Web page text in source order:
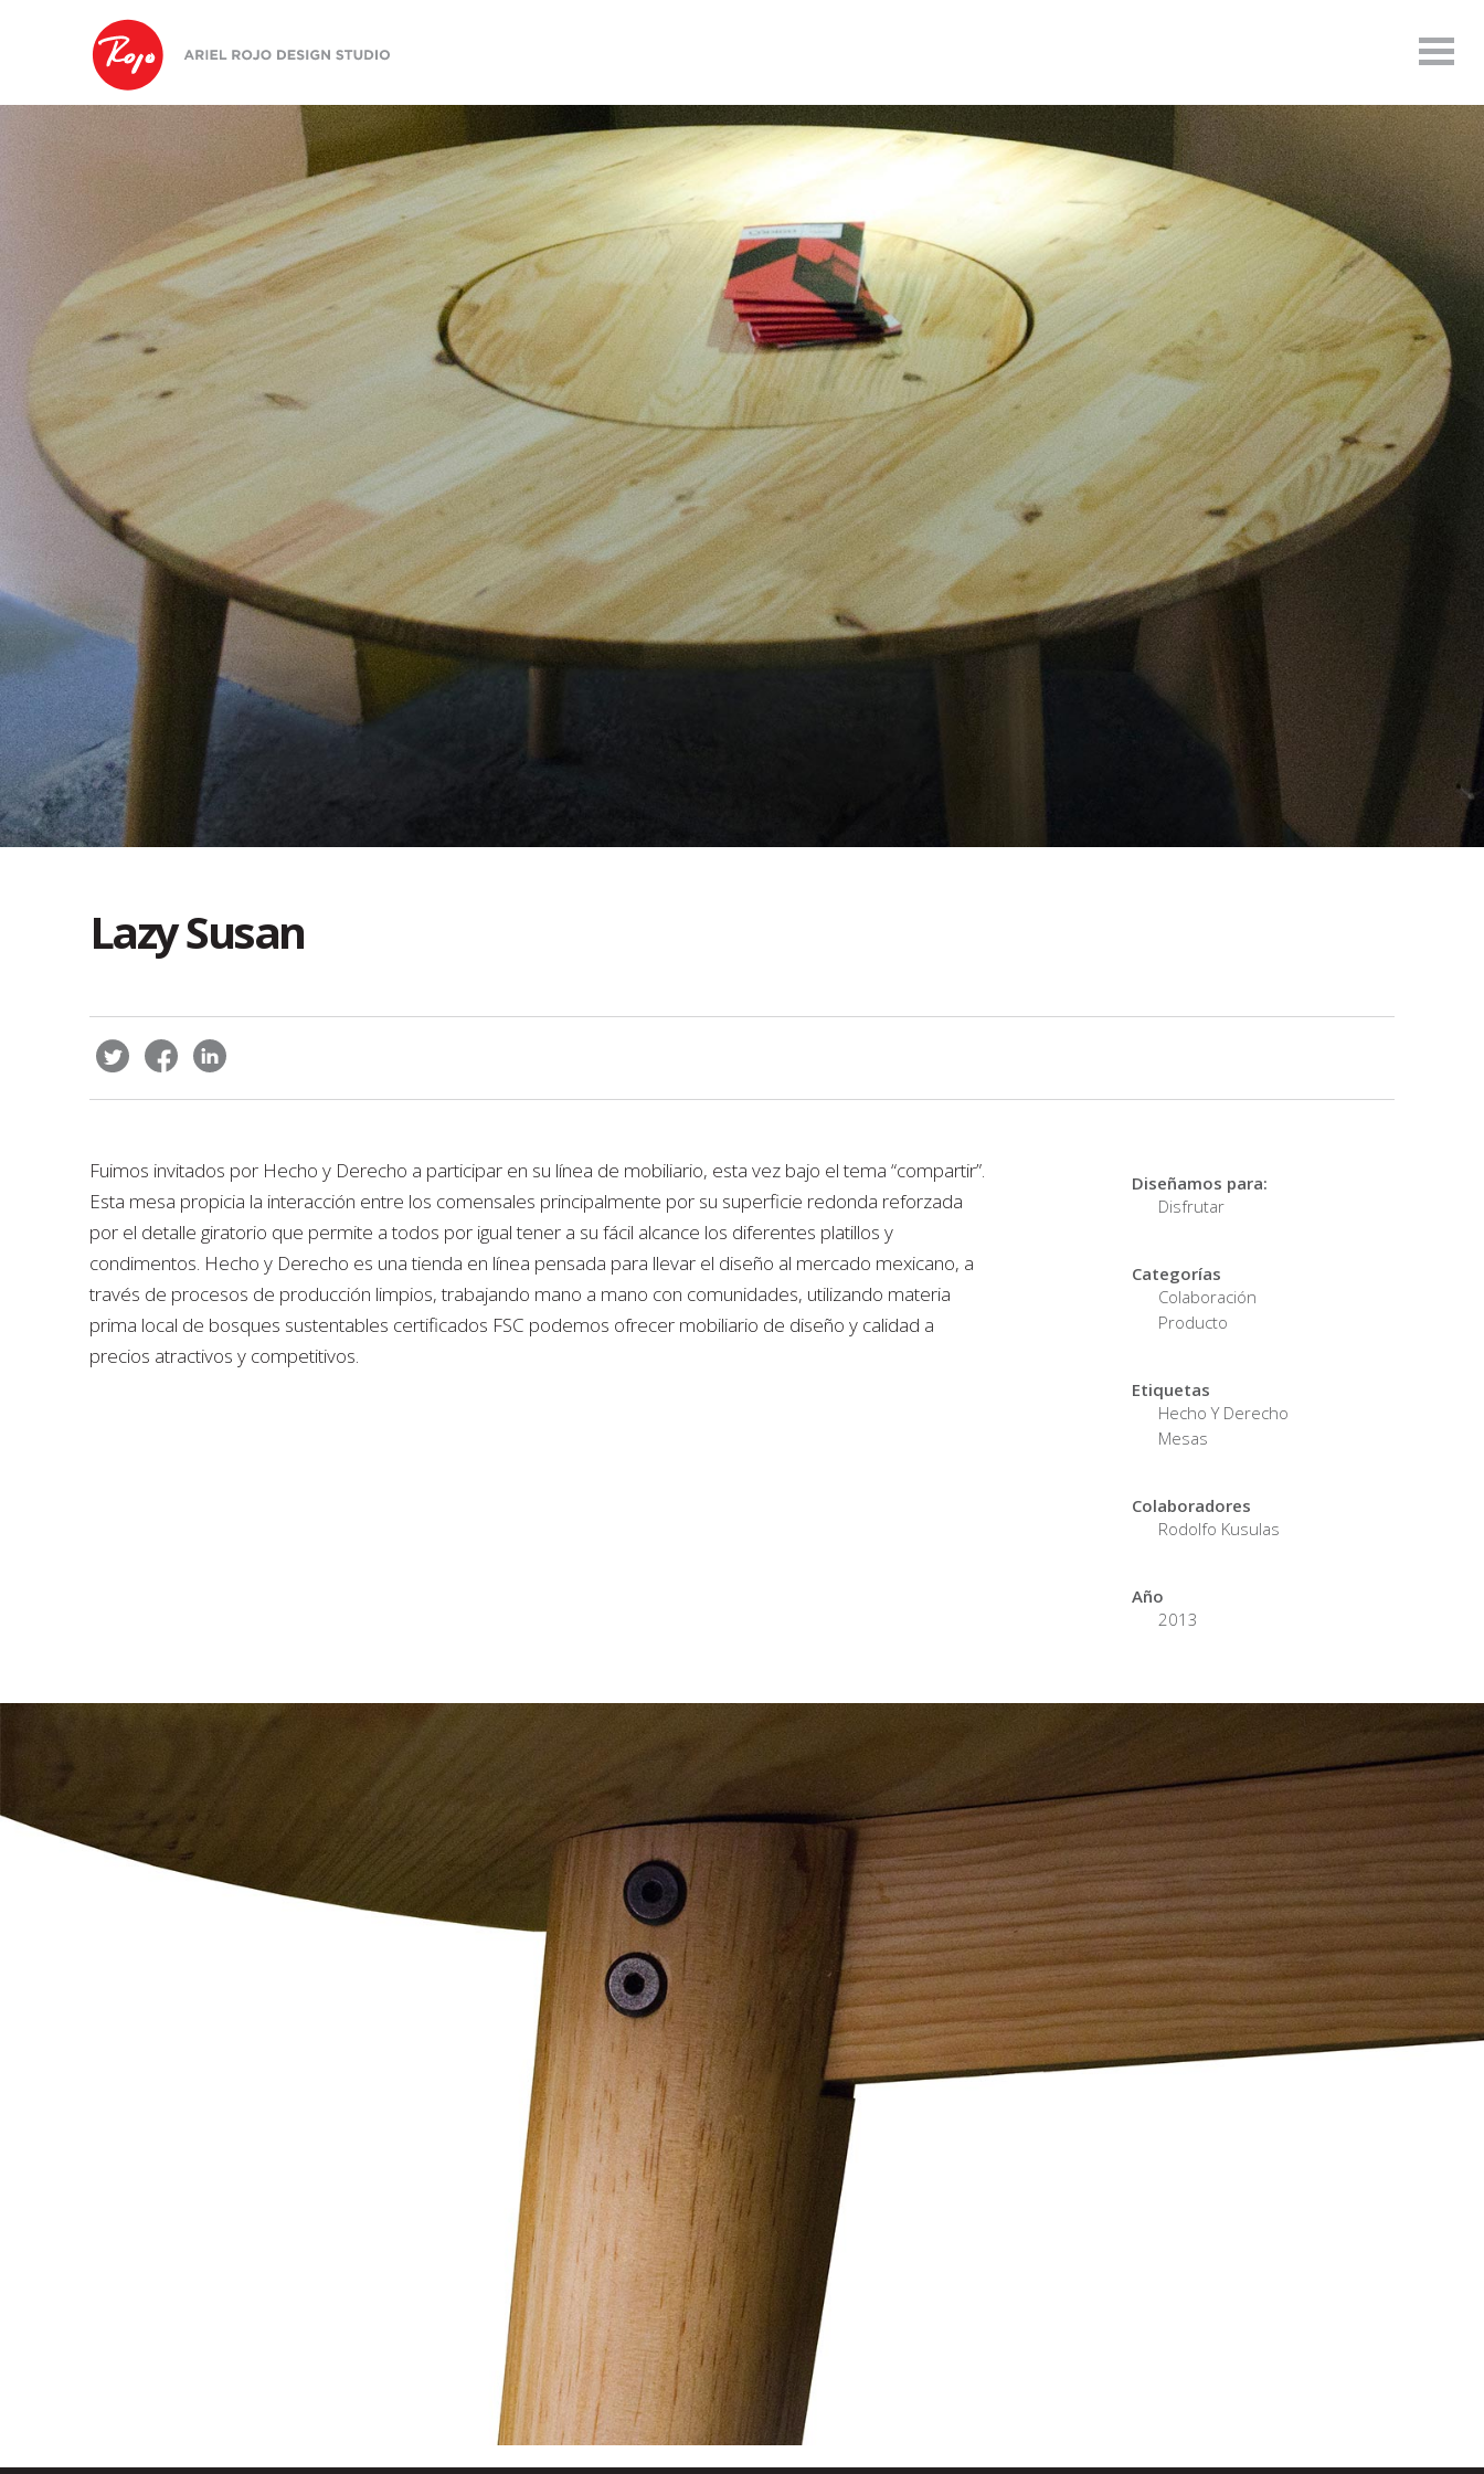
Lazy Susan
Fuimos invitados por Hecho y Derecho a participar en su línea de mobiliario, esta vez bajo el tema “compartir”.
Esta mesa propicia la interacción entre los comensales principalmente por su superficie redonda reforzada
por el detalle giratorio que permite a todos por igual tener a su fácil alcance los diferentes platillos y
condimentos. Hecho y Derecho es una tienda en línea pensada para llevar el diseño al mercado mexicano, a
través de procesos de producción limpios, trabajando mano a mano con comunidades, utilizando materia
prima local de bosques sustentables certificados FSC podemos ofrecer mobiliario de diseño y calidad a
precios atractivos y competitivos.
Diseñamos para:
Disfrutar
Categorías
Colaboración
Producto
Etiquetas
Hecho Y Derecho
Mesas
Colaboradores
Rodolfo Kusulas
Año
2013